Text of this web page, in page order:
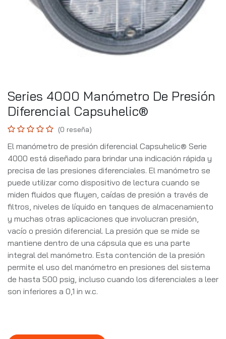
Series 4000 Manómetro De Presión
Diferencial Capsuhelic®
(0 reseña)
El manómetro de presión diferencial Capsuhelic® Serie
4000 está diseñado para brindar una indicación rápida y
precisa de las presiones diferenciales. El manómetro se
puede utilizar como dispositivo de lectura cuando se
miden fluidos que fluyen, caídas de presión a través de
filtros, niveles de líquido en tanques de almacenamiento
y muchas otras aplicaciones que involucran presión,
vacío o presión diferencial. La presión que se mide se
mantiene dentro de una cápsula que es una parte
integral del manómetro. Esta contención de la presión
permite el uso del manómetro en presiones del sistema
de hasta 500 psig, incluso cuando los diferenciales a leer
son inferiores a 0,1 in w.c.